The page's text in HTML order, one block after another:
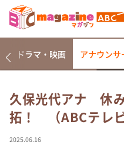
なるみ・岡村の過ぎる
相席食堂
ドラマ・映画 アナウンサ
久保光代アナ 休
拓！ （ABCテレビ
2025.06.16